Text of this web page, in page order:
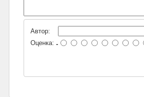
Автор:
Оценка: -